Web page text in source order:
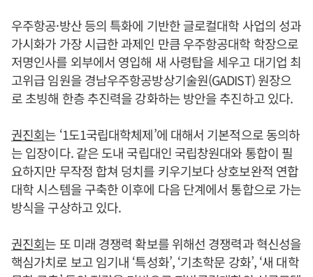
우주항공·방산 등의 특화에 기반한 글로컬대학 사업의 성과
가시화가 가장 시급한 과제인 만큼 우주항공대학 학장으로
저명인사를 외부에서 영입해 새 사령탑을 세우고 대기업 최
고위급 임원을 경남우주항공방상기술원(GADIST) 원장으
로 초빙해 한층 추진력을 강화하는 방안을 추진하고 있다.
권진회는 ‘1도1국립대학체제’에 대해서 기본적으로 동의하
는 입장이다. 같은 도내 국립대인 국립창원대와 통합이 필
요하지만 무작정 합쳐 덩치를 키우기보다 상호보완적 연합
대학 시스템을 구축한 이후에 다음 단계에서 통합으로 가는
방식을 구상하고 있다.
권진회는 또 미래 경쟁력 확보를 위해선 경쟁력과 혁신성을
핵심가치로 보고 임기내 ‘특성화’, ‘기초학문 강화’, ‘새 대학